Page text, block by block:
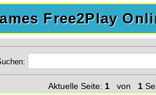
Free2Play
Aktuelle Seite: 1von 1